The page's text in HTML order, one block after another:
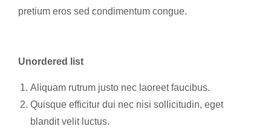
pretium eros sed condimentum congue.
Unordered list
Aliquam rutrum justo nec laoreet faucibus.
Quisque efficitur dui nec nisi sollicitudin, eget
blandit velit luctus.